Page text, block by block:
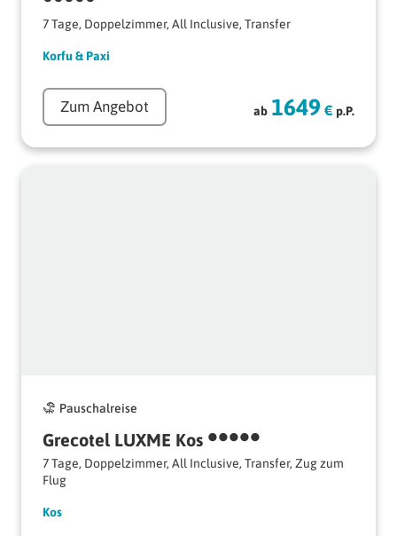
7 Tage, Doppelzimmer, All Inclusive, Transfer
Korfu & Paxi
Zum Angebot ab 1649 € p.P.
Pauschalreise
Grecotel LUXME Kos •••••
7 Tage, Doppelzimmer, All Inclusive, Transfer, Zug zum
Flug
Kos